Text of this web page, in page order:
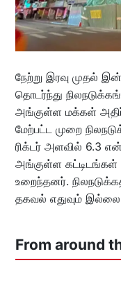
நேற்று இரவு முதல்
தொடர்ந்து
அங்குள்ள மக்கள்
மேற்பட்ட முறை
ரிக்டர் அளவில் 6.3
அங்குள்ள கட்டிடங்கள்
உறைந்தனர்.
தகவல் எதுவும்
From around